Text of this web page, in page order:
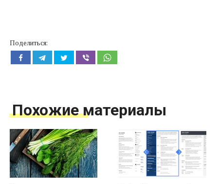
Поделиться:
Похожие материалы